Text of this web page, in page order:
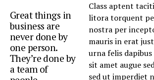
Great things in
business are
never done by
one person.
They’re done by
a team of
Class aptent
litora torquent
nostra per
mauris in erat
urna felis
sit amet augue
sed ut imperdiet